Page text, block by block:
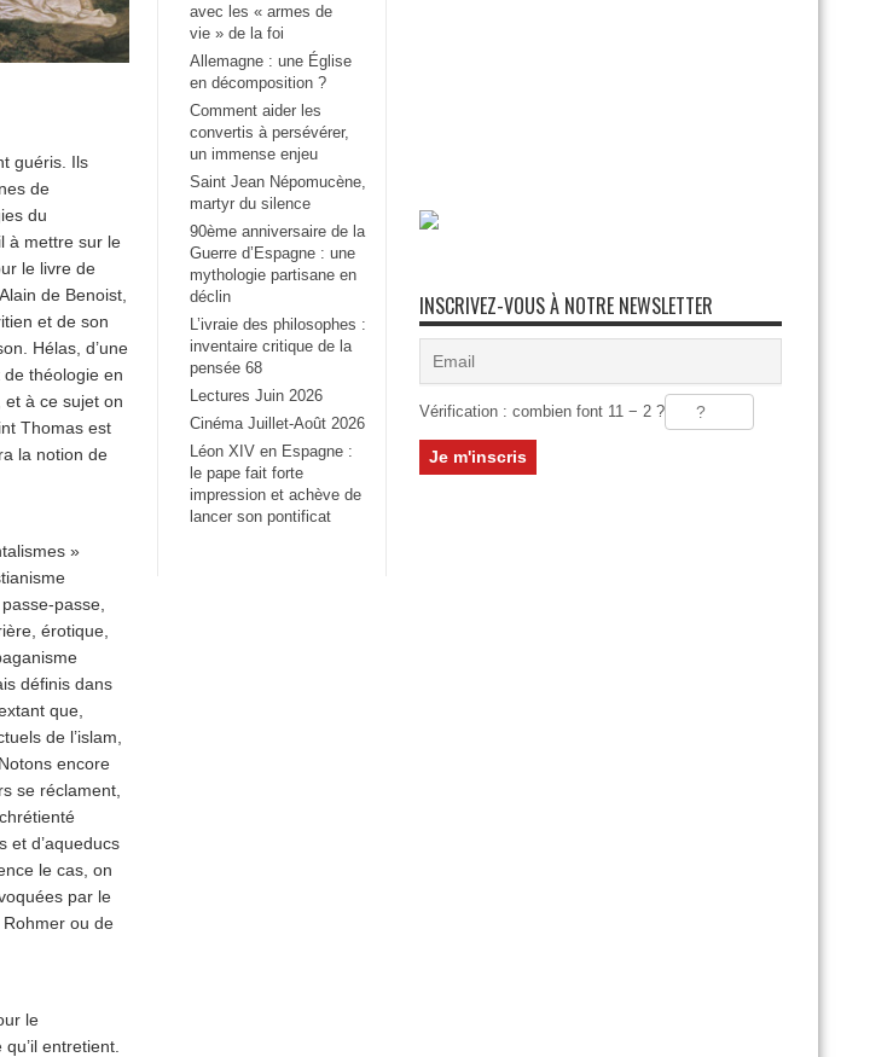
guéris. Ils
de
du
à mettre sur le
le livre de
de Benoist,
et de son
Hélas, d’une
de théologie en
et à ce sujet on
Thomas est
la notion de
»
passe,
érotique,
définis dans
que,
de l’islam,
encore
se réclament,
et d’aqueducs
le cas, on
par le
Rohmer ou de
le
entretient.
avec les « armes de
vie » de la foi
Allemagne : une Église
en décomposition ?
Comment aider les
convertis à persévérer,
un immense enjeu
Saint Jean Népomucène,
martyr du silence
90ème anniversaire de la
Guerre d’Espagne : une
mythologie partisane en
déclin
L’ivraie des philosophes :
inventaire critique de la
pensée 68
Lectures Juin 2026
Cinéma Juillet-Août 2026
Léon XIV en Espagne :
le pape fait forte
impression et achève de
lancer son pontificat
INSCRIVEZ-VOUS À NOTRE NEWSLETTER
Vérification : combien font 11 − 2 ?